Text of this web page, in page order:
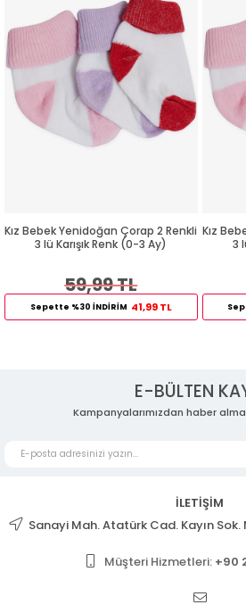
Kız Bebek Yenidoğan Çorap 2 Renkli
3 lü Karışık Renk (0-3 Ay)
59,99 TL
Sepette %30 İNDİRİM 41,99 TL
Kız
3
E-BÜLTEN
Kampanyalarımızdan haber
İLETİŞİM
Sanayi Mah. Atatürk Cad. Kayın Sok.
Müşteri Hizmetleri: +90